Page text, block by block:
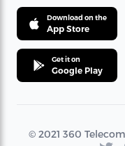
Download on the
App Store
Get it on
Google Play
© 2021 360